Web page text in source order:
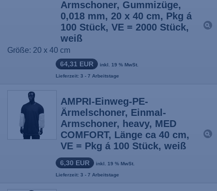
Armschoner, Gummizüge,
0,018 mm, 20 x 40 cm, Pkg á
100 Stück, VE = 2000 Stück,
weiß
Größe: 20 x 40 cm
64,31 EUR inkl. 19 % MwSt.
Lieferzeit: 3 - 7 Arbeitstage
AMPRI-Einweg-PE-
Ärmelschoner, Einmal-
Armschoner, heavy, MED
COMFORT, Länge ca 40 cm,
VE = Pkg á 100 Stück, weiß
6,30 EUR inkl. 19 % MwSt.
Lieferzeit: 3 - 7 Arbeitstage